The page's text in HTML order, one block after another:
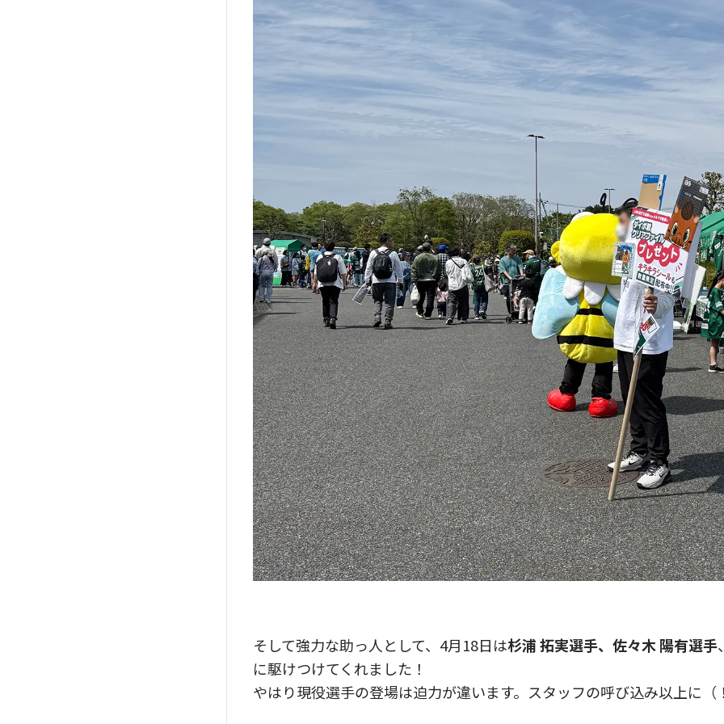
そして強力な助っ人として、4月18日は杉浦 拓実選手、佐々木 陽有選手
に駆けつけてくれました！
やはり現役選手の登場は迫力が違います。スタッフの呼び込み以上に